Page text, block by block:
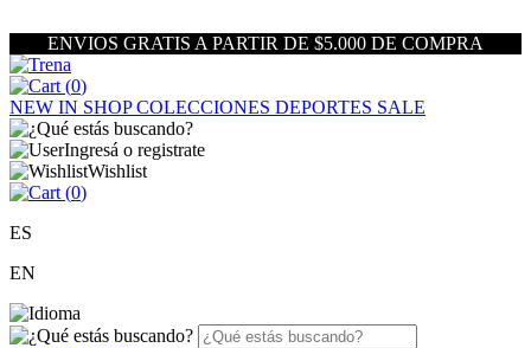
ENVIOS GRATIS A PARTIR DE $5.000 DE COMPRA
(0)
NEW IN SHOPCOLECCIONES DEPORTES SALE
Ingresá o registrate
Wishlist
(0)
ES
EN